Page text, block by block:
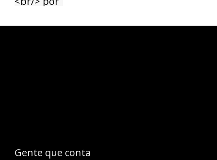
Gente que conta